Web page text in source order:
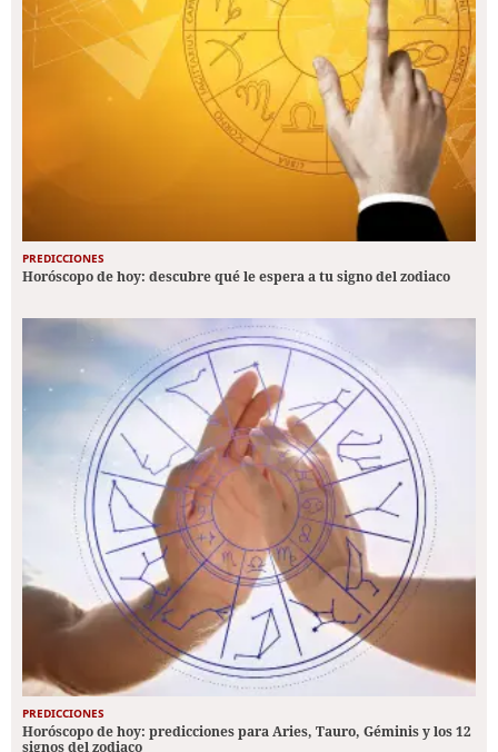
PREDICCIONES
Horóscopo de hoy: descubre qué le espera a tu signo del zodiaco
PREDICCIONES
Horóscopo de hoy: predicciones para Aries, Tauro, Géminis y los 12
signos del zodiaco